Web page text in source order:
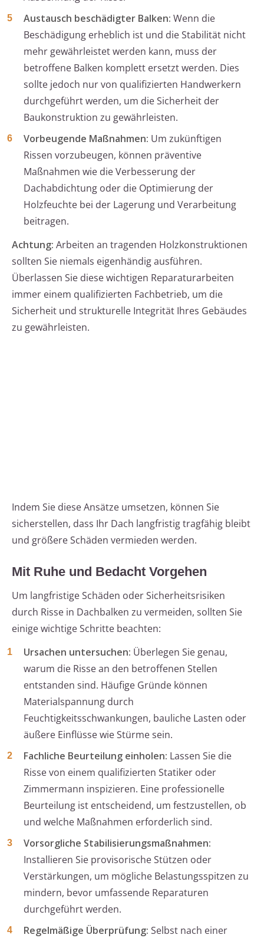
Austausch beschädigter Balken: Wenn die
Beschädigung erheblich ist und die Stabilität nicht
mehr gewährleistet werden kann, muss der
betroffene Balken komplett ersetzt werden. Dies
sollte jedoch nur von qualifizierten Handwerkern
durchgeführt werden, um die Sicherheit der
Baukonstruktion zu gewährleisten.
Vorbeugende Maßnahmen: Um zukünftigen
Rissen vorzubeugen, können präventive
Maßnahmen wie die Verbesserung der
Dachabdichtung oder die Optimierung der
Holzfeuchte bei der Lagerung und Verarbeitung
beitragen.
Achtung: Arbeiten an tragenden Holzkonstruktionen
sollten Sie niemals eigenhändig ausführen.
Überlassen Sie diese wichtigen Reparaturarbeiten
immer einem qualifizierten Fachbetrieb, um die
Sicherheit und strukturelle Integrität Ihres Gebäudes
zu gewährleisten.
Indem Sie diese Ansätze umsetzen, können Sie
sicherstellen, dass Ihr Dach langfristig tragfähig bleibt
und größere Schäden vermieden werden.
Mit Ruhe und Bedacht Vorgehen
Um langfristige Schäden oder Sicherheitsrisiken
durch Risse in Dachbalken zu vermeiden, sollten Sie
einige wichtige Schritte beachten:
Ursachen untersuchen: Überlegen Sie genau,
warum die Risse an den betroffenen Stellen
entstanden sind. Häufige Gründe können
Materialspannung durch
Feuchtigkeitsschwankungen, bauliche Lasten oder
äußere Einflüsse wie Stürme sein.
Fachliche Beurteilung einholen: Lassen Sie die
Risse von einem qualifizierten Statiker oder
Zimmermann inspizieren. Eine professionelle
Beurteilung ist entscheidend, um festzustellen, ob
und welche Maßnahmen erforderlich sind.
Vorsorgliche Stabilisierungsmaßnahmen:
Installieren Sie provisorische Stützen oder
Verstärkungen, um mögliche Belastungsspitzen zu
mindern, bevor umfassende Reparaturen
durchgeführt werden.
Regelmäßige Überprüfung: Selbst nach einer